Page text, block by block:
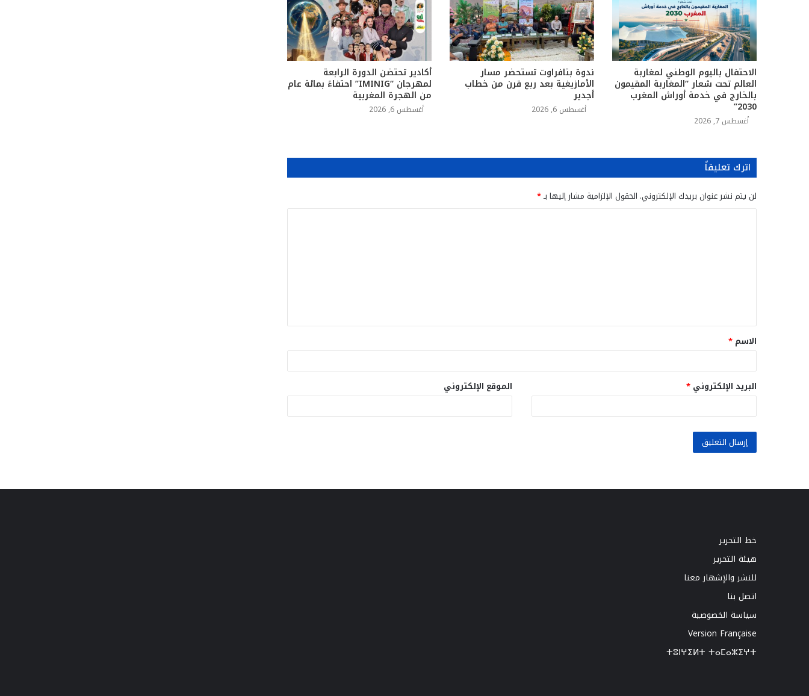
الاحتفال باليوم الوطني لمغاربة
العالم تحت شعار “المغاربة المقيمون
بالخارج في خدمة أوراش المغرب
2030”
أغسطس 7, 2026
ندوة بتافراوت تستحضر مسار
الأمازيغية بعد ربع قرن من خطاب
أجدير
أغسطس 6, 2026
أكادير تحتضن الدورة الرابعة
لمهرجان “IMINIG” احتفاءً بمائة عام
من الهجرة المغربية
أغسطس 6, 2026
اترك تعليقاً
لن يتم نشر عنوان بريدك الإلكتروني. الحقول الإلزامية مشار إليها بـ*
ق
*
الاسم *
البريد الإلكتروني * الموقع الإلكتروني
خط التحرير
هيئة التحرير
للنشر والإشهار معنا
اتصل بنا
سياسة الخصوصية
Version Française
ⵜⵓⵏⵖⵉⵍⵜ ⵜⴰⵎⴰⵣⵉⵖⵜ